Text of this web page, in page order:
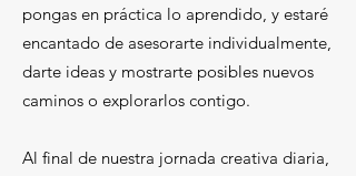
pongas en práctica lo aprendido, y estaré
encantado de asesorarte individualmente,
darte ideas y mostrarte posibles nuevos
caminos o explorarlos contigo.
Al final de nuestra jornada creativa diaria,